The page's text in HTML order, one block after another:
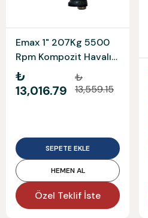
Emax 1" 207Kg 5500
Rpm Kompozit Havalı
Somun Sökme
₺
13,016.79
₺
13,559.15
SEPETE EKLE
HEMEN AL
Özel Teklif İste